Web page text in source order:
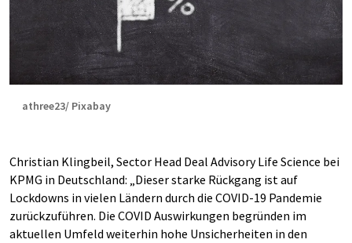
athree23/ Pixabay
Christian Klingbeil, Sector Head Deal Advisory Life Science bei
KPMG in Deutschland: „Dieser starke Rückgang ist auf
Lockdowns in vielen Ländern durch die COVID-19 Pandemie
zurückzuführen. Die COVID Auswirkungen begründen im
aktuellen Umfeld weiterhin hohe Unsicherheiten in den